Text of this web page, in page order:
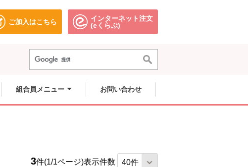
開きます。
ご加入はこちら
別のウィンドウで開きます。
インターネット注文
(eくらぶ)別のウィンドウで開きます。
組合員メニュー お問い合わせ
3件(1/1ページ)表示件数